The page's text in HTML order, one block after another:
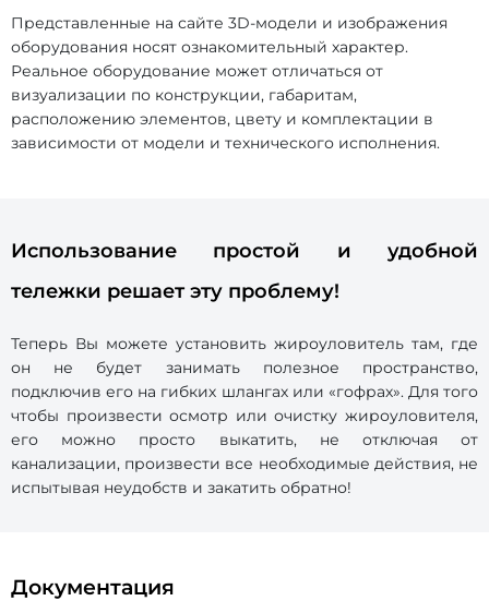
Представленные на сайте 3D-модели и изображения
оборудования носят ознакомительный характер.
Реальное оборудование может отличаться от
визуализации по конструкции, габаритам,
расположению элементов, цвету и комплектации в
зависимости от модели и технического исполнения.
Использование простой и удобной
тележки решает эту проблему!
Теперь Вы можете установить жироуловитель там, где
он не будет занимать полезное пространство,
подключив его на гибких шлангах или «гофрах». Для того
чтобы произвести осмотр или очистку жироуловителя,
его можно просто выкатить, не отключая от
канализации, произвести все необходимые действия, не
испытывая неудобств и закатить обратно!
Документация